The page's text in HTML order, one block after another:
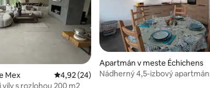
z 5, počet hodnotení: 4
Mex Priemerné ohodnotenie 4,92 z 5, počet
4,92 (24)
s rozlohou 200 m2
Apartmán v meste Échichens
Nádherný 4,5-izbový